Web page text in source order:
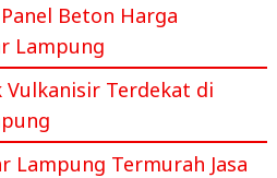
Beton Harga
Lampung
Vulkanisir Terdekat di
Lampung Termurah Jasa